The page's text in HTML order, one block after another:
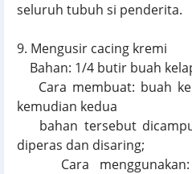
seluruh tubuh si penderita.
9. Mengusir cacing kremi
Bahan: 1/4 butir buah
Cara membuat: buah
kemudian kedua
bahan tersebut
diperas dan disaring;
Cara menggunakan: